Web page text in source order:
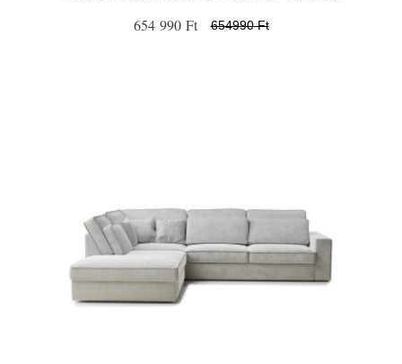
654 990 Ft 654990 Ft